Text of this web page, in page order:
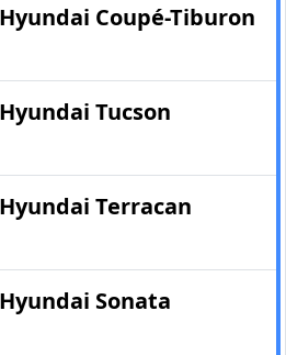
Coupé-Tiburon
Tucson
Terracan
Sonata